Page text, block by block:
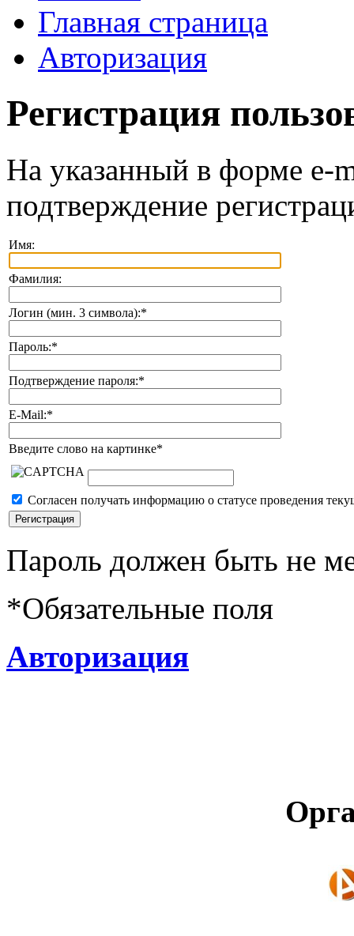
Главная страница
Авторизация
Регистрация
На указанный в форме e-
подтверждение
Имя:
Фамилия:
Логин (мин. 3 символа):*
Пароль:*
Подтверждение пароля:*
E-Mail:*
Введите слово на картинке*
Согласен получать информацию о статусе проведения
Пароль должен быть не
*Обязательные поля
Авторизация